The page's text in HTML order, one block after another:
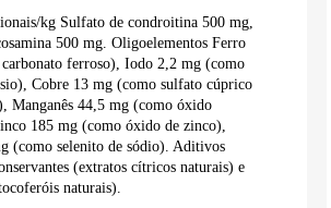
kg Sulfato de condroitina 500 mg,
500 mg. Oligoelementos Ferro
ferroso), Iodo 2,2 mg (como
Cobre 13 mg (como sulfato cúprico
Manganês 44,5 mg (como óxido
185 mg (como óxido de zinco),
(como selenito de sódio). Aditivos
(extratos cítricos naturais) e
naturais).